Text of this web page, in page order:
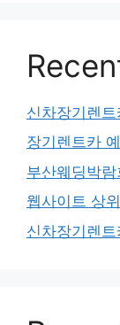
신차장기렌
장기렌트카
부산웨딩박
웹사이트 상
신차장기렌